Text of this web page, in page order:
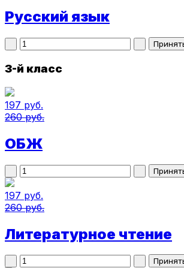
Русский язык
3-й класс
197 руб.
260 руб.
ОБЖ
197 руб.
260 руб.
Литературное чтение